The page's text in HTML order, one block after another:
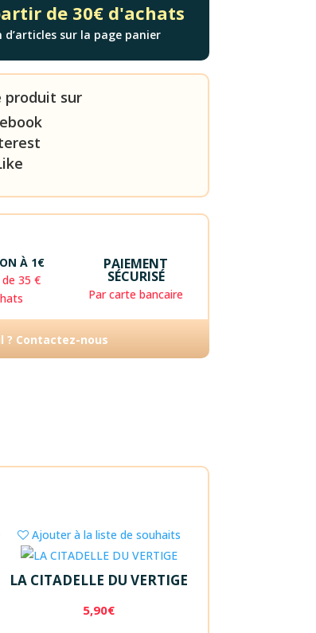
de 30€ d'achats
sur la page panier
produit sur
À 1€
35 €
PAIEMENT
SÉCURISÉ
Par carte bancaire
? Contactez-nous
Ajouter à la liste de souhaits
LA CITADELLE DU VERTIGE
5,90€